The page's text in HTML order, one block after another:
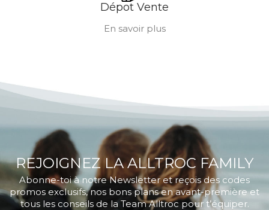
Dépot Vente
En savoir plus
REJOIGNEZ LA ALLTROC FAMILY
Abonne-toi à notre Newsletter et reçois des codes
promos exclusifs, nos bons plans en avant-première et
tous les conseils de la Team Alltroc pour t’équiper.